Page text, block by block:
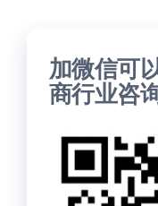
加微信可
商行业咨